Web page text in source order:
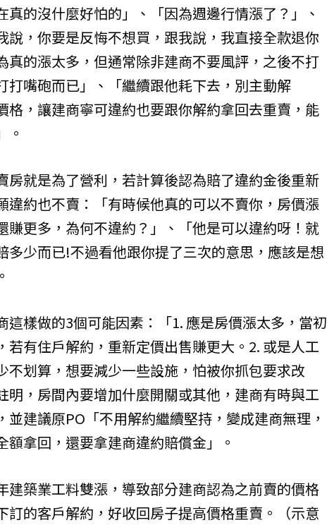
真的沒什麼好怕的」、「因為週邊行情漲了？」、
說，你要是反悔不想買，跟我說，我直接全款退你
真的漲太多，但通常除非建商不要風評，之後不打
打嘴砲而已」、「繼續跟他耗下去，別主動解
格，讓建商寧可違約也要跟你解約拿回去重賣，能
。
房就是為了營利，若計算後認為賠了違約金後重新
違約也不賣：「有時候他真的可以不賣你，房價漲
賺更多，為何不違約？」、「他是可以違約呀！就
多少而已!不過看他跟你提了三次的意思，應該是想
這樣做的3個可能因素：「1. 應是房價漲太多，當初
若有住戶解約，重新定價出售賺更大。2. 或是人工
不划算，想要減少一些設施，怕被你抓包要求改
明，房間內要增加什麼開關或其他，建商有時與工
並建議原PO「不用解約繼續堅持，變成建商無理，
額拿回，還要拿建商違約賠償金」。
築業工料雙漲，導致部分建商認為之前賣的價格
訂的客戶解約，好收回房子提高價格重賣。（示意